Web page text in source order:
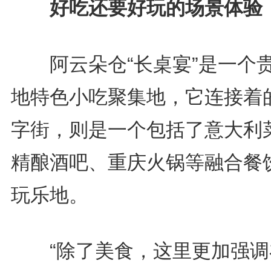
好吃还要好玩的场景体验
阿云朵仓“长桌宴”是一个
地特色小吃聚集地，它连接着
字街，则是一个包括了意大利
精酿酒吧、重庆火锅等融合餐
玩乐地。
“除了美食，这里更加强调